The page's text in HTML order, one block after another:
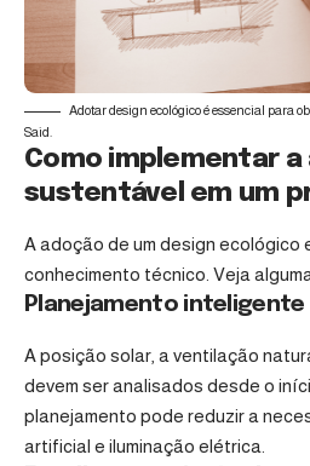
Adotar design ecológico é essencial para
Said.
Como implementar
sustentável em um
A adoção de um design ecológico
conhecimento técnico. Veja
Planejamento
A posição solar, a ventilação
devem ser analisados desde o
planejamento pode reduzir a
artificial e iluminação elétrica.